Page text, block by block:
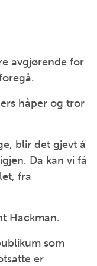
avgjørende for
håper og tror
blir det gjevt å
Da kan vi få
fra
Hackman.
som
er